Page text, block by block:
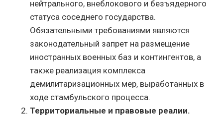
нейтрального, внеблокового и безъядерного
статуса соседнего государства.
Обязательными требованиями являются
законодательный запрет на размещение
иностранных военных баз и контингентов, а
также реализация комплекса
демилитаризационных мер, выработанных в
ходе стамбульского процесса.
Территориальные и правовые реалии.